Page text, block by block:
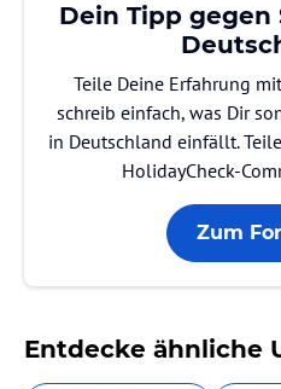
Dein Tipp
Teile Deine Erfahrung
schreib einfach, was Dir
in Deutschland einfällt.
HolidayCheck-
Zum
Entdecke ähnliche